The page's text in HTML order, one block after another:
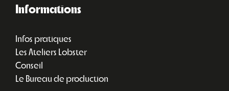
Informations
Infos pratiques
Les Ateliers Lobster
Conseil
Le Bureau de production